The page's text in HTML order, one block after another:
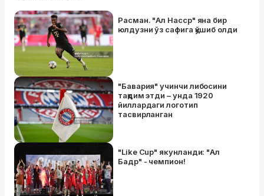
Расман. "Ал Насср" яна бир
юлдузни ўз сафига қўшиб олди
"Бавария" учинчи либосини
тақдим этди – унда 1920
йиллардаги логотип
тасвирланган
"Like Cup" якунланди: "Ал
Бадр" - чемпион!